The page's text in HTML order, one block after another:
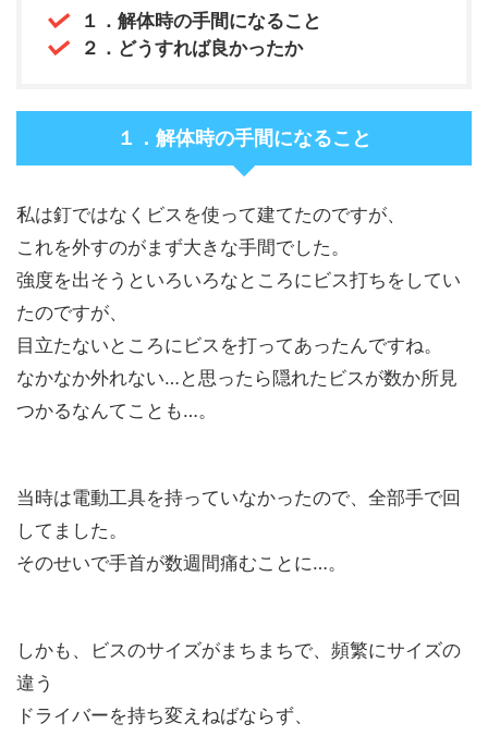
１．解体時の手間になること
２．どうすれば良かったか
１．解体時の手間になること
私は釘ではなくビスを使って建てたのですが、
これを外すのがまず大きな手間でした。
強度を出そうといろいろなところにビス打ちをしてい
たのですが、
目立たないところにビスを打ってあったんですね。
なかなか外れない…と思ったら隠れたビスが数か所見
つかるなんてことも…。
当時は電動工具を持っていなかったので、全部手で回
してました。
そのせいで手首が数週間痛むことに…。
しかも、ビスのサイズがまちまちで、頻繁にサイズの
違う
ドライバーを持ち変えねばならず、